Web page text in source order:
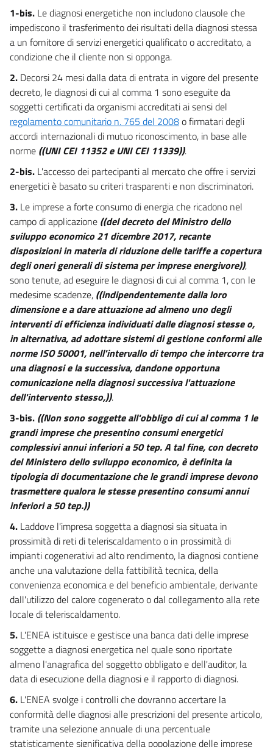
Allegato 1
Allegato 1
Allegato 2
Allegato 2
Allegato 3
Allegato 3
Allegato 4
Allegato 4
Allegato 5
Allegato 5
Allegato 6
Allegato 6
Allegato 7
Allegato 7
Allegato 8
Allegato 8
Allegato 9
Allegato 9
1-bis. Le diagnosi energetiche non includono clausole che
impediscono il trasferimento dei risultati della diagnosi stessa
a un fornitore di servizi energetici qualificato o accreditato, a
condizione che il cliente non si opponga.
2. Decorsi 24 mesi dalla data di entrata in vigore del presente
decreto, le diagnosi di cui al comma 1 sono eseguite da
soggetti certificati da organismi accreditati ai sensi del
regolamento comunitario n. 765 del 2008o firmatari degli
accordi internazionali di mutuo riconoscimento, in base alle
norme ((UNI CEI 11352 e UNI CEI 11339)).
2-bis. L'accesso dei partecipanti al mercato che offre i servizi
energetici è basato su criteri trasparenti e non discriminatori.
3. Le imprese a forte consumo di energia che ricadono nel
campo di applicazione ((del decreto del Ministro dello
sviluppo economico 21 dicembre 2017, recante
disposizioni in materia di riduzione delle tariffe a copertura
degli oneri generali di sistema per imprese energivore)),
sono tenute, ad eseguire le diagnosi di cui al comma 1, con le
medesime scadenze, ((indipendentemente dalla loro
dimensione e a dare attuazione ad almeno uno degli
interventi di efficienza individuati dalle diagnosi stesse o,
in alternativa, ad adottare sistemi di gestione conformi alle
norme ISO 50001, nell'intervallo di tempo che intercorre tra
una diagnosi e la successiva, dandone opportuna
comunicazione nella diagnosi successiva l'attuazione
dell'intervento stesso,)).
3-bis. ((Non sono soggette all'obbligo di cui al comma 1 le
grandi imprese che presentino consumi energetici
complessivi annui inferiori a 50 tep. A tal fine, con decreto
del Ministero dello sviluppo economico, è definita la
tipologia di documentazione che le grandi imprese devono
trasmettere qualora le stesse presentino consumi annui
inferiori a 50 tep.))
4. Laddove l'impresa soggetta a diagnosi sia situata in
prossimità di reti di teleriscaldamento o in prossimità di
impianti cogenerativi ad alto rendimento, la diagnosi contiene
anche una valutazione della fattibilità tecnica, della
convenienza economica e del beneficio ambientale, derivante
dall'utilizzo del calore cogenerato o dal collegamento alla rete
locale di teleriscaldamento.
5. L'ENEA istituisce e gestisce una banca dati delle imprese
soggette a diagnosi energetica nel quale sono riportate
almeno l'anagrafica del soggetto obbligato e dell'auditor, la
data di esecuzione della diagnosi e il rapporto di diagnosi.
6. L'ENEA svolge i controlli che dovranno accertare la
conformità delle diagnosi alle prescrizioni del presente articolo,
tramite una selezione annuale di una percentuale
statisticamente significativa della popolazione delle imprese